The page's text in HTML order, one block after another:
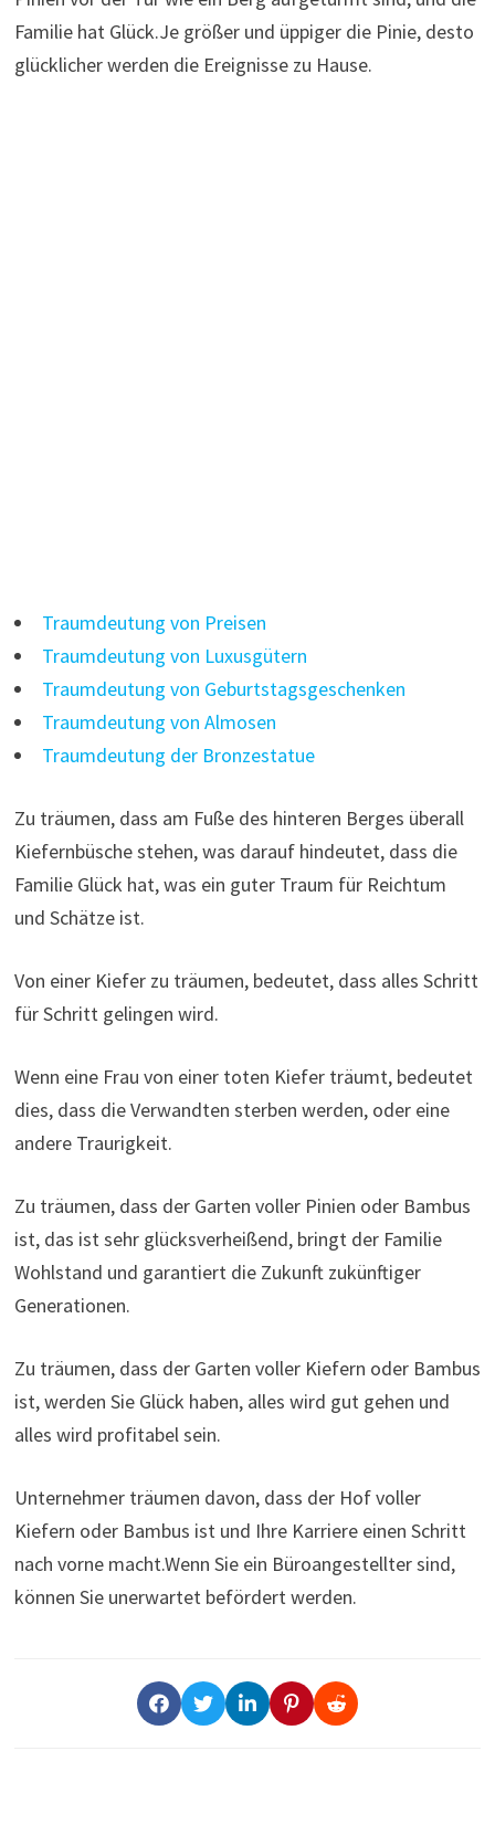
Familie hat Glück.Je größer und üppiger die Pinie, desto
glücklicher werden die Ereignisse zu Hause.
Traumdeutung von Preisen
Traumdeutung von Luxusgütern
Traumdeutung von Geburtstagsgeschenken
Traumdeutung von Almosen
Traumdeutung der Bronzestatue
Zu träumen, dass am Fuße des hinteren Berges überall
Kiefernbüsche stehen, was darauf hindeutet, dass die
Familie Glück hat, was ein guter Traum für Reichtum
und Schätze ist.
Von einer Kiefer zu träumen, bedeutet, dass alles Schritt
für Schritt gelingen wird.
Wenn eine Frau von einer toten Kiefer träumt, bedeutet
dies, dass die Verwandten sterben werden, oder eine
andere Traurigkeit.
Zu träumen, dass der Garten voller Pinien oder Bambus
ist, das ist sehr glücksverheißend, bringt der Familie
Wohlstand und garantiert die Zukunft zukünftiger
Generationen.
Zu träumen, dass der Garten voller Kiefern oder Bambus
ist, werden Sie Glück haben, alles wird gut gehen und
alles wird profitabel sein.
Unternehmer träumen davon, dass der Hof voller
Kiefern oder Bambus ist und Ihre Karriere einen Schritt
nach vorne macht.Wenn Sie ein Büroangestellter sind,
können Sie unerwartet befördert werden.